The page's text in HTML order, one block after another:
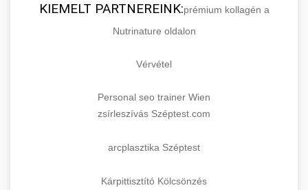
KIEMELT PARTNEREINK:prémium kollagén a
Nutrinature oldalon
Vérvétel
Personal seo trainer Wien
zsírleszívás Széptest.com
arcplasztika Széptest
Kárpittisztító Kölcsönzés